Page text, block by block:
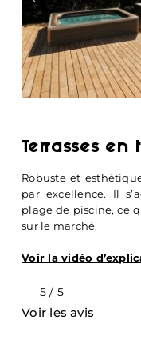
Terrasses
Robuste et
par excellence. Il
plage de piscine, ce
sur le marché.
Voir la vidéo
5/ 5
Voir les avis